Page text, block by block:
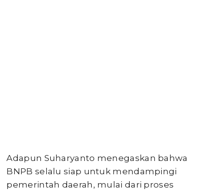
Adapun Suharyanto menegaskan bahwa
BNPB selalu siap untuk mendampingi
pemerintah daerah, mulai dari proses